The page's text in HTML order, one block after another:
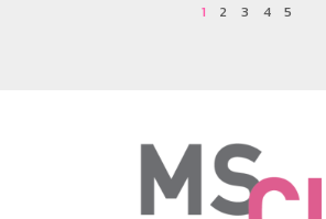
1 2 3 4 5